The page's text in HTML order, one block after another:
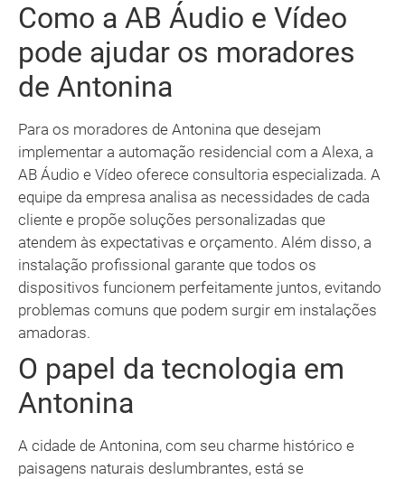
Como a AB Áudio e Vídeo
pode ajudar os moradores
de Antonina
Para os moradores de Antonina que desejam
implementar a automação residencial com a Alexa, a
AB Áudio e Vídeo oferece consultoria especializada. A
equipe da empresa analisa as necessidades de cada
cliente e propõe soluções personalizadas que
atendem às expectativas e orçamento. Além disso, a
instalação profissional garante que todos os
dispositivos funcionem perfeitamente juntos, evitando
problemas comuns que podem surgir em instalações
amadoras.
O papel da tecnologia em
Antonina
A cidade de Antonina, com seu charme histórico e
paisagens naturais deslumbrantes, está se